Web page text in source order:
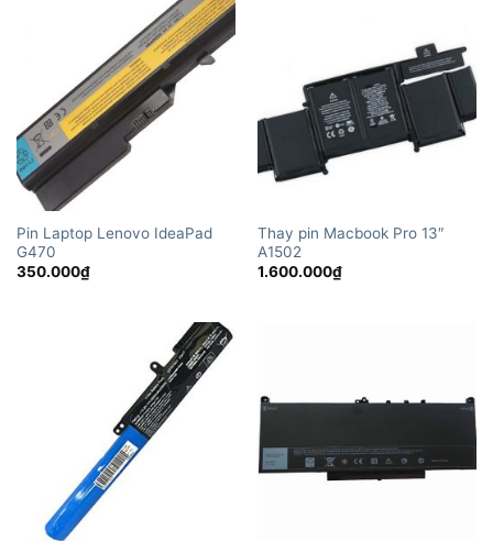
Pin Laptop Lenovo IdeaPad
G470
350.000₫
Thay pin Macbook Pro 13″
A1502
1.600.000₫